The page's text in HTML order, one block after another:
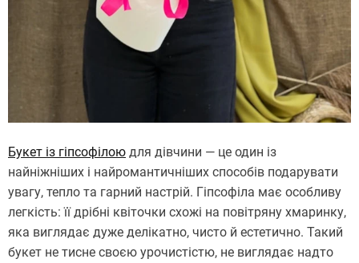
Букет із гіпсофілою для дівчини — це один із
найніжніших і найромантичніших способів подарувати
увагу, тепло та гарний настрій. Гіпсофіла має особливу
легкість: її дрібні квіточки схожі на повітряну хмаринку,
яка виглядає дуже делікатно, чисто й естетично. Такий
букет не тисне своєю урочистістю, не виглядає надто